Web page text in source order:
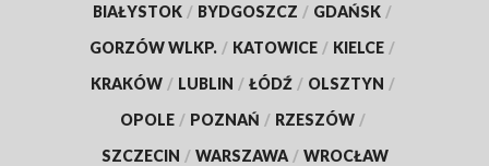
BIAŁYSTOK / BYDGOSZCZ / GDAŃSK /
GORZÓW WLKP. / KATOWICE / KIELCE /
KRAKÓW / LUBLIN / ŁÓDŹ / OLSZTYN /
OPOLE / POZNAŃ / RZESZÓW /
SZCZECIN / WARSZAWA / WROCŁAW